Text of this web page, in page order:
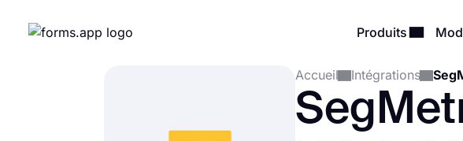
Produits
Accueil Intégrations